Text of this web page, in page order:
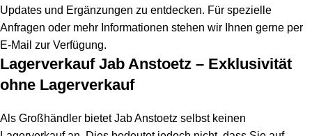
Updates und Ergänzungen zu entdecken. Für spezielle
Anfragen oder mehr Informationen stehen wir Ihnen gerne per
E-Mail zur Verfügung.
Lagerverkauf Jab Anstoetz – Exklusivität
ohne Lagerverkauf
Als Großhändler bietet Jab Anstoetz selbst keinen